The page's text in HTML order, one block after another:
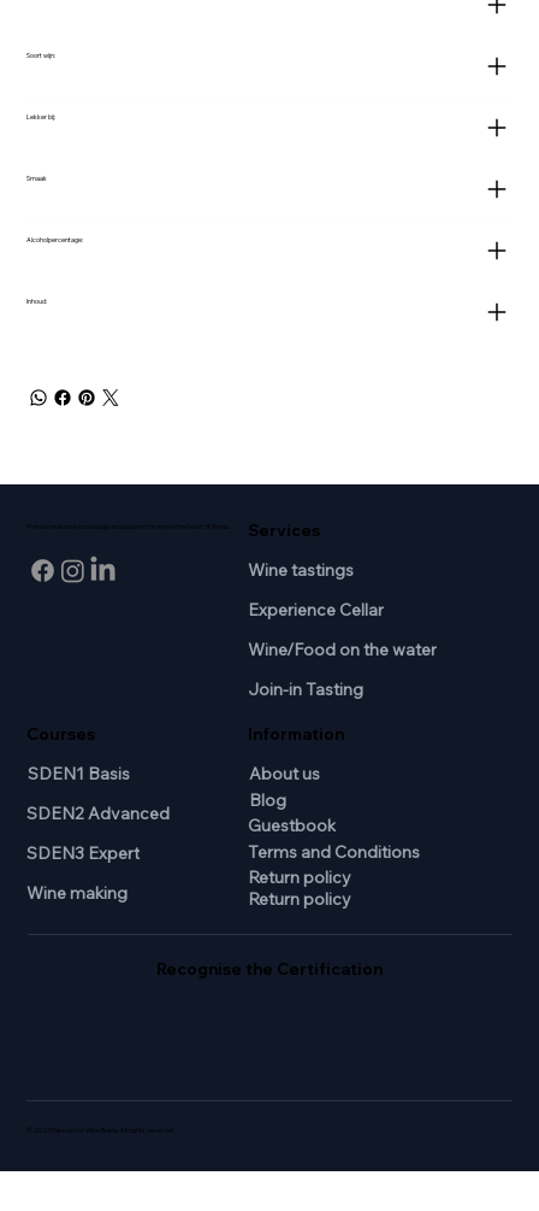
Soort wijn:
Lekker bij:
Smaak
Alcoholpercentage:
Inhoud:
Professional wine knowledge and passion for wine in the heart of Breda.
Courses
SDEN1 Basis
SDEN2 Advanced
SDEN3 Expert
Wine making
Services
Wine tastings
Experience Cellar
Wine/Food on the water
Join-in Tasting
Information
About us
Blog
Guestbook
Terms and Conditions
Return policy
Return policy
Recognise the Certification
© 2024 Passion for Wine Breda. All rights reserved.